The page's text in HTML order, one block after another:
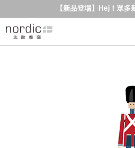
【新品登場】Hej！眾多